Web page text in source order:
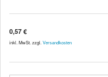
0,57 €
inkl. MwSt. zzgl. Versandkosten